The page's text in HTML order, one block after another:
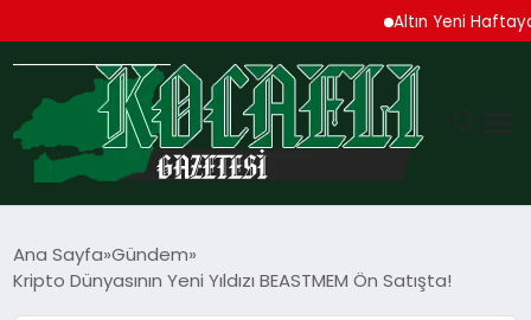
Altın Yeni Haftaya
TEKNOLOJI
Ana Sayfa Gündem
Kripto Dünyasının Yeni Yıldızı BEASTMEM Ön Satışta!